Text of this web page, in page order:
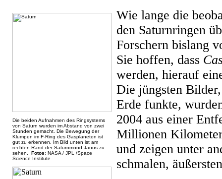
Die beiden Aufnahmen des Ringsystems
von Saturn wurden im Abstand von zwei
Stunden gemacht. Die Bewegung der
Klumpen im F-Ring des Gasplaneten ist
gut zu erkennen. Im Bild unten ist am
rechten Rand der Saturnmond Janus zu
sehen. Fotos: NASA / JPL /Space
Science Institute
Wie lange die
den Saturnringen
Forschern bislang
Sie hoffen, dass
werden, hierauf
Die jüngsten
Erde funkte,
2004 aus einer
Millionen
und zeigen unter
schmalen,